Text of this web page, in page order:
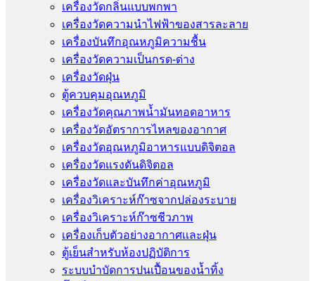
เครื่องวัดกลิ่นแบบพกพา
เครื่องวัดความนําไฟฟ้าของสารละลาย
เครื่องบันทึกอุณหภูมิความชื้น
เครื่องวัดความเป็นกรด-ด่าง
เครื่องวัดฝุ่น
ตู้ควบคุมอุณหภูมิ
เครื่องวัดคุณภาพน้ำมันทอดอาหาร
เครื่องวัดอัตราการไหลของอากาศ
เครื่องวัดอุณหภูมิอาหารแบบดิจิตอล
เครื่องวัดแรงดันดิจิตอล
เครื่องวัดและบันทึกค่าอุณหภูมิ
เครื่องวิเคราะห์ก๊าซจากปล่องระบาย
เครื่องวิเคราะห์ก๊าซชีวภาพ
เครื่องเก็บตัวอย่างอากาศเเละฝุ่น
ตู้เย็นสำหรับห้องปฏิบัติการ
ระบบบำบัดการปนเปื้อนของน้ำทิ้ง